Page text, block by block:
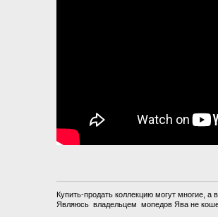
Купить-продать коллекцию могут многие, а
Являюсь владельцем мопедов Ява не